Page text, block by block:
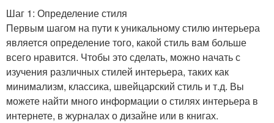
Шаг 1: Определение стиля
Первым шагом на пути к уникальному стилю интерьера
является определение того, какой стиль вам больше
всего нравится. Чтобы это сделать, можно начать с
изучения различных стилей интерьера, таких как
минимализм, классика, швейцарский стиль и т.д. Вы
можете найти много информации о стилях интерьера в
интернете, в журналах о дизайне или в книгах.